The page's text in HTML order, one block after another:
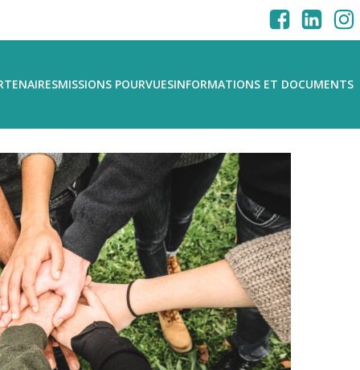
MISSIONS POURVUESINFORMATIONS ET DOCUMENTS